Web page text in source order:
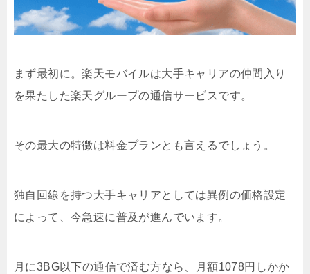
まず最初に。楽天モバイルは大手キャリアの仲間入り
を果たした楽天グループの通信サービスです。
その最大の特徴は料金プランとも言えるでしょう。
独自回線を持つ大手キャリアとしては異例の価格設定
によって、今急速に普及が進んでいます。
月に3BG以下の通信で済む方なら、月額1078円しかか